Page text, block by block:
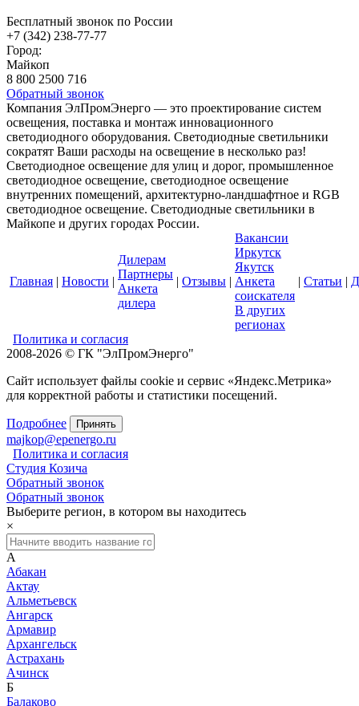
Бесплатный звонок по России
+7 (342) 238-77-77
Город:
Майкоп
8 800 2500 716
Обратный звонок
Компания ЭлПромЭнерго — это проектирование систем
освещения, поставка и монтаж инновационного
светодиодного оборудования. Светодиодные светильники
сократят Ваши расходы на освещение в несколько раз!
Светодиодное освещение для улиц и дорог, промышленное
светодиодное освещение, светодиодное освещение
внутренних помещений, архитектурно-ландшафтное и RGB
светодиодное освещение. Светодиодные светильники в
Майкопе и других городах России.
Главная | Новости |
Дилерам
Партнеры
Анкета
дилера
| Отзывы |
Вакансии
Иркутск
Якутск
Анкета
соискателя
В других
регионах
| Статьи |
Политика и согласия
2008-2026 © ГК "ЭлПромЭнерго"
Сайт использует файлы cookie и сервис «Яндекс.Метрика»
для корректной работы и статистики посещений.
Подробнее Принять
majkop@epenergo.ru
Политика и согласия
Студия Козича
Обратный звонок
Обратный звонок
Выберите регион, в котором вы находитесь
×
А
Абакан
Актау
Альметьевск
Ангарск
Армавир
Архангельск
Астрахань
Ачинск
Б
Балаково